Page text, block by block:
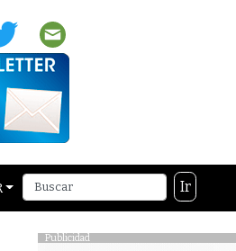
Ir
Publicidad